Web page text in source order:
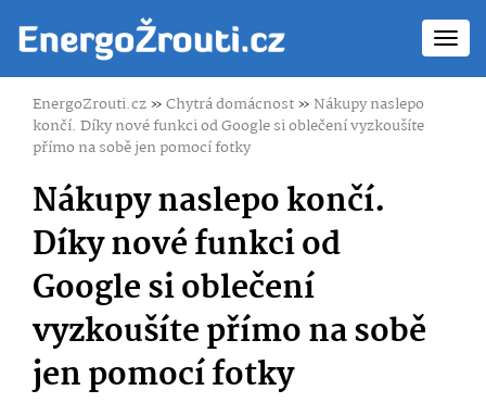
EnergoZrouti.cz»Chytrá domácnost»Nákupy naslepo
končí. Díky nové funkci od Google si oblečení vyzkoušíte
přímo na sobě jen pomocí fotky
Nákupy naslepo končí.
Díky nové funkci od
Google si oblečení
vyzkoušíte přímo na sobě
jen pomocí fotky